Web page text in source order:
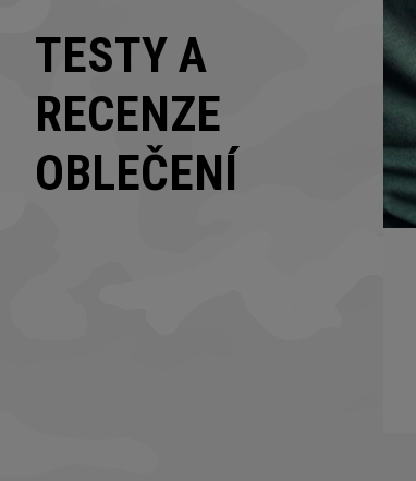
TESTY A
RECENZE
OBLEČENÍ